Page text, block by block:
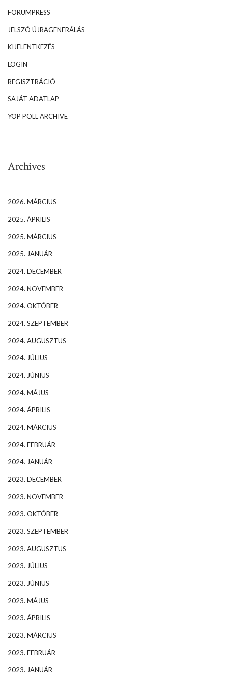
FORUMPRESS
JELSZÓ ÚJRAGENERÁLÁS
KIJELENTKEZÉS
LOGIN
REGISZTRÁCIÓ
SAJÁT ADATLAP
YOP POLL ARCHIVE
Archives
2026. MÁRCIUS
2025. ÁPRILIS
2025. MÁRCIUS
2025. JANUÁR
2024. DECEMBER
2024. NOVEMBER
2024. OKTÓBER
2024. SZEPTEMBER
2024. AUGUSZTUS
2024. JÚLIUS
2024. JÚNIUS
2024. MÁJUS
2024. ÁPRILIS
2024. MÁRCIUS
2024. FEBRUÁR
2024. JANUÁR
2023. DECEMBER
2023. NOVEMBER
2023. OKTÓBER
2023. SZEPTEMBER
2023. AUGUSZTUS
2023. JÚLIUS
2023. JÚNIUS
2023. MÁJUS
2023. ÁPRILIS
2023. MÁRCIUS
2023. FEBRUÁR
2023. JANUÁR